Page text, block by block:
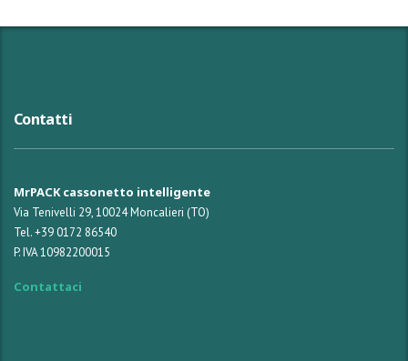
Contatti
MrPACK cassonetto intelligente
Via Tenivelli 29, 10024 Moncalieri (TO)
Tel. +39 0172 86540
P. IVA 10982200015
Contattaci